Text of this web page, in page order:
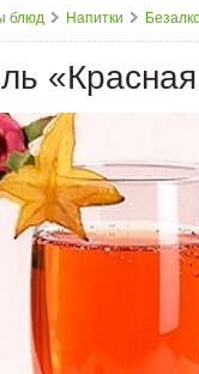
блюд Напитки